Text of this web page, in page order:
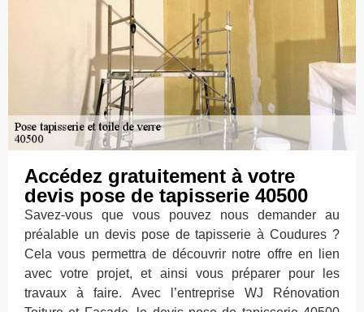
Accédez gratuitement à votre
devis pose de tapisserie 40500
Savez-vous que vous pouvez nous demander au
préalable un devis pose de tapisserie à Coudures ?
Cela vous permettra de découvrir notre offre en lien
avec votre projet, et ainsi vous préparer pour les
travaux à faire. Avec l’entreprise WJ Rénovation